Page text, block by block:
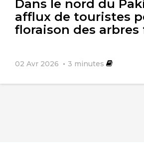
Dans le nord du
afflux de touristes
floraison des
02 Avr 2026 3 minutes